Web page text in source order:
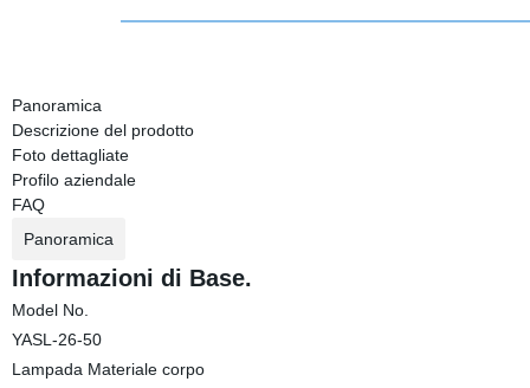
Panoramica
Descrizione del prodotto
Foto dettagliate
Profilo aziendale
FAQ
Panoramica
Informazioni di Base.
Model No.
YASL-26-50
Lampada Materiale corpo